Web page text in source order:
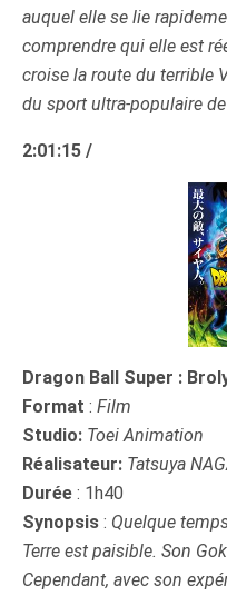
auquel elle se lie
comprendre qui elle est
croise la route du terrible
du sport ultra-populaire
2:01:15 /
Dragon Ball Super :
Format : Film
Studio: Toei Animation
Réalisateur: Tatsuya
Durée : 1h40
Synopsis : Quelque
Terre est paisible. Son
Cependant, avec son